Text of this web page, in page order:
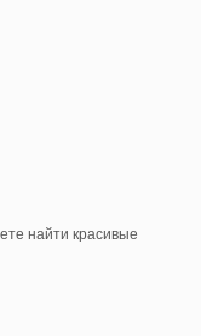
найти красивые